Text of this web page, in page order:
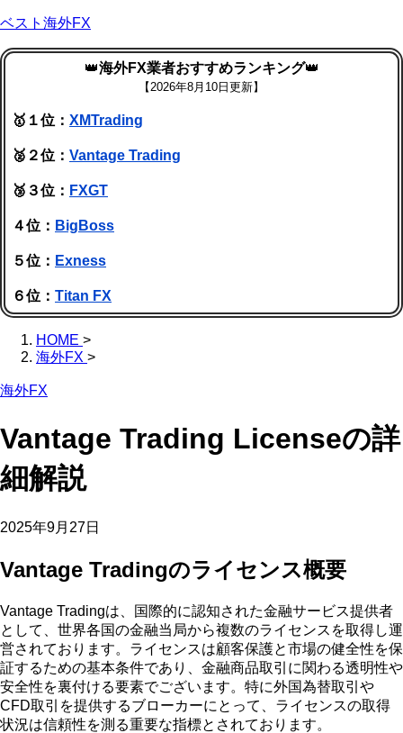
ベスト海外FX
👑海外FX業者おすすめランキング👑
【2026年8月10日更新】
🥇１位： XMTrading
🥈２位： Vantage Trading
🥉３位： FXGT
４位： BigBoss
５位： Exness
６位： Titan FX
HOME >
海外FX >
海外FX
Vantage Trading Licenseの詳
細解説
2025年9月27日
Vantage Tradingのライセンス概要
Vantage Tradingは、国際的に認知された金融サービス提供者
として、世界各国の金融当局から複数のライセンスを取得し運
営されております。ライセンスは顧客保護と市場の健全性を保
証するための基本条件であり、金融商品取引に関わる透明性や
安全性を裏付ける要素でございます。特に外国為替取引や
CFD取引を提供するブローカーにとって、ライセンスの取得
状況は信頼性を測る重要な指標とされております。